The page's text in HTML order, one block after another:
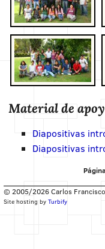
Material de
Diapositivas
Diapositivas
© 2005/2026 Carlos
Site hosting by Turbify